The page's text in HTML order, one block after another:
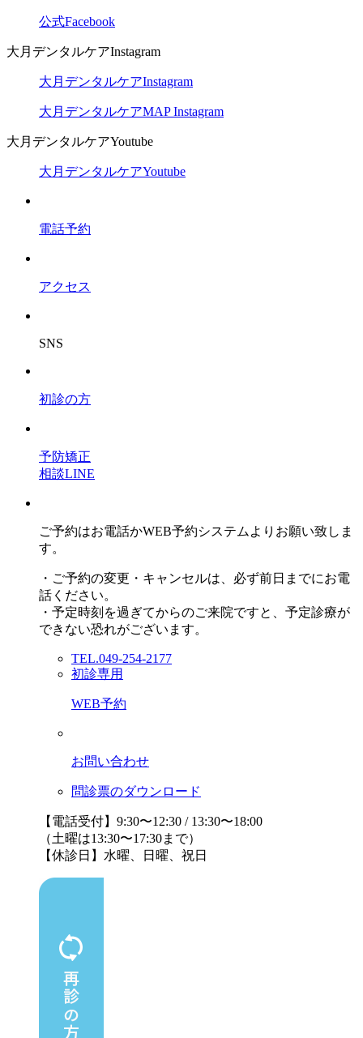
公式Facebook
大月デンタルケアInstagram
大月デンタルケアInstagram
大月デンタルケアMAP Instagram
大月デンタルケアYoutube
大月デンタルケアYoutube
電話予約
アクセス
SNS
初診の方
予防矯正
相談LINE
ご予約はお電話かWEB予約システムよりお願い致しま
す。
・ご予約の変更・キャンセルは、必ず前日までにお電
話ください。
・予定時刻を過ぎてからのご来院ですと、予定診療が
できない恐れがございます。
TEL.049-254-2177
初診専用
WEB予約
お問い合わせ
問診票のダウンロード
【電話受付】9:30〜12:30 / 13:30〜18:00
（土曜は13:30〜17:30まで）
【休診日】水曜、日曜、祝日